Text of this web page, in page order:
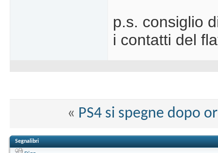
p.s. consiglio
i contatti del
« PS4 si spegne dopo
Segnalibri